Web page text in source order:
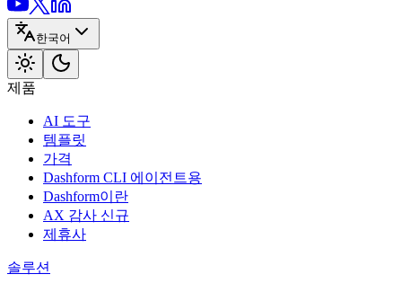
한국어
제품
AI 도구
템플릿
가격
Dashform CLI 에이전트용
Dashform이란
AX 감사 신규
제휴사
솔루션